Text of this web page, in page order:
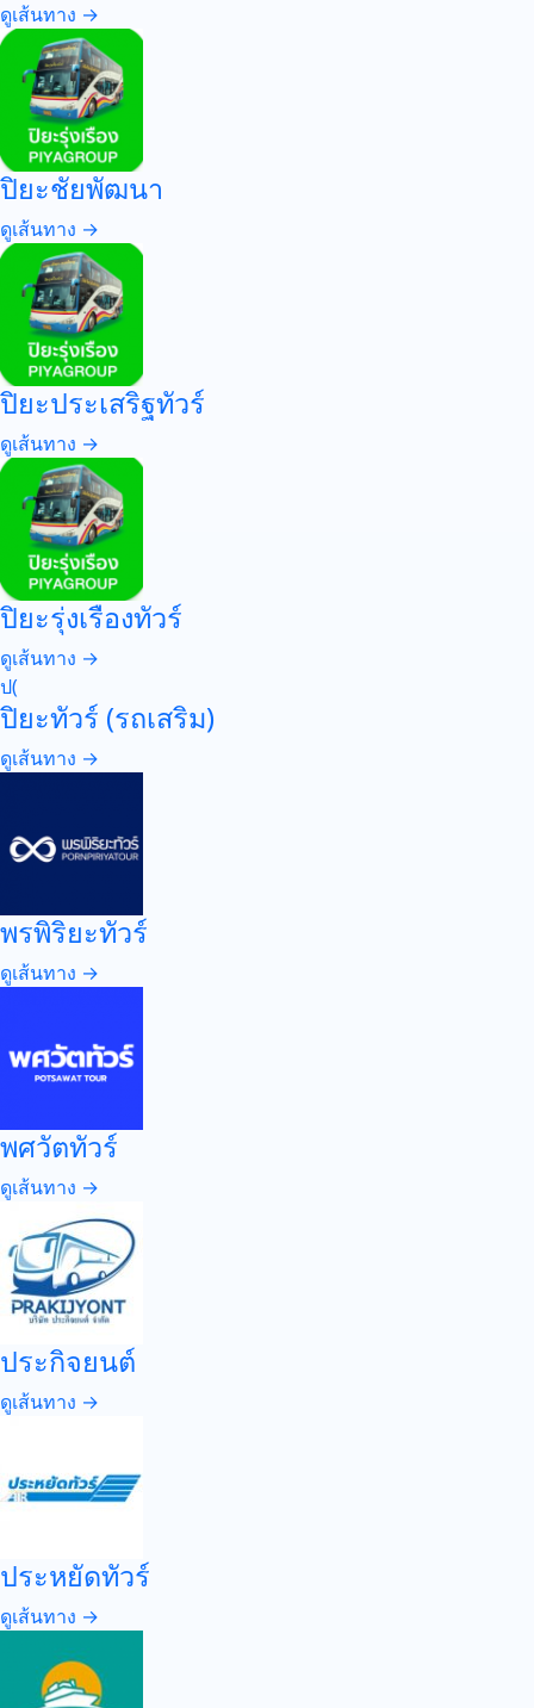
ดูเส้นทาง →
ปิยะชัยพัฒนา
ดูเส้นทาง →
ปิยะประเสริฐทัวร์
ดูเส้นทาง →
ปิยะรุ่งเรืองทัวร์
ดูเส้นทาง →
ป(
ปิยะทัวร์ (รถเสริม)
ดูเส้นทาง →
พรพิริยะทัวร์
ดูเส้นทาง →
พศวัตทัวร์
ดูเส้นทาง →
ประกิจยนต์
ดูเส้นทาง →
ประหยัดทัวร์
ดูเส้นทาง →